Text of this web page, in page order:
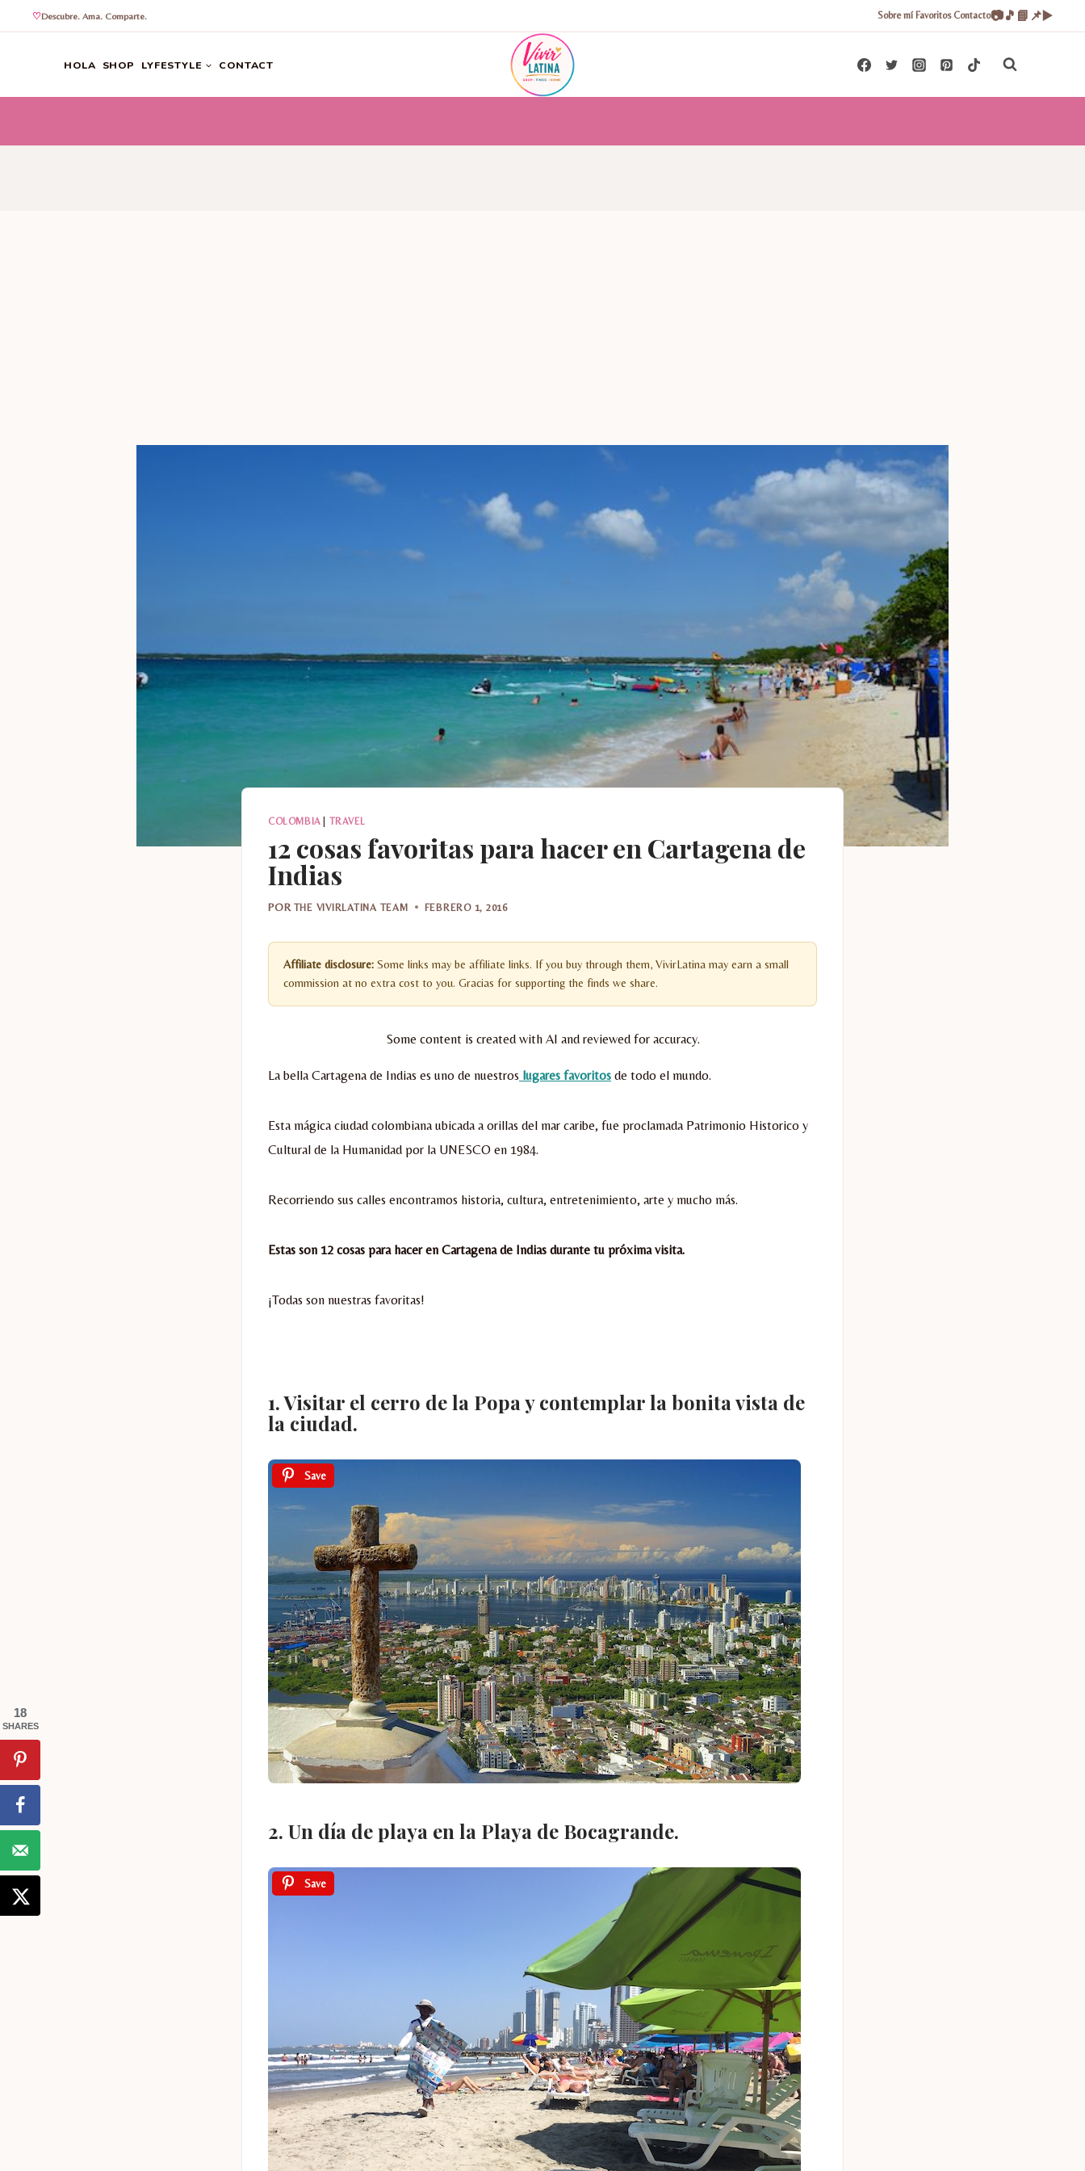
Descubre. Ama. Comparte. Sobre mí Favoritos Contacto📷🎵 📘 📌▶️
HOLA SHOP LYFESTYLE CONTACT
COLOMBIA| TRAVEL
12 cosas favoritas para hacer en Cartagena de
Indias
POR THE VIVIRLATINA TEAM FEBRERO 1, 2016
Affiliate disclosure: Some links may be affiliate links. If you buy through them, VivirLatina may earn a small
commission at no extra cost to you. Gracias for supporting the finds we share.
Some content is created with AI and reviewed for accuracy.
La bella Cartagena de Indias es uno de nuestros lugares favoritos de todo el mundo.
Esta mágica ciudad colombiana ubicada a orillas del mar caribe, fue proclamada Patrimonio Historico y
Cultural de la Humanidad por la UNESCO en 1984.
Recorriendo sus calles encontramos historia, cultura, entretenimiento, arte y mucho más.
Estas son 12 cosas para hacer en Cartagena de Indias durante tu próxima visita.
¡Todas son nuestras favoritas!
1. Visitar el cerro de la Popa y contemplar la bonita vista de
la ciudad.
Save
2. Un día de playa en la Playa de Bocagrande.
Save
18
SHARES